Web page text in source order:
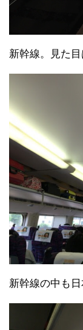
新幹線。見た目
新幹線の中も